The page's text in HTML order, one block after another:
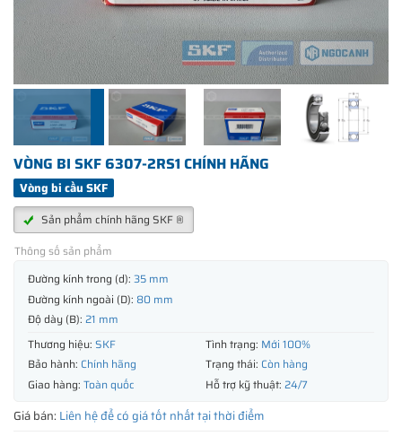
VÒNG BI SKF 6307-2RS1 CHÍNH HÃNG
Vòng bi cầu SKF
Sản phẩm chính hãng SKF ®
Thông số sản phẩm
Đường kính trong (d): 35 mm
Đường kính ngoài (D): 80 mm
Độ dày (B): 21 mm
Thương hiệu: SKF Tình trạng: Mới 100%
Bảo hành: Chính hãng Trạng thái: Còn hàng
Giao hàng: Toàn quốc Hỗ trợ kỹ thuật: 24/7
Giá bán: Liên hệ để có giá tốt nhất tại thời điểm